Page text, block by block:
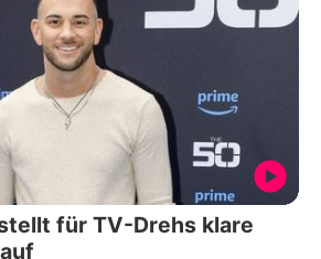
für TV-Drehs klare